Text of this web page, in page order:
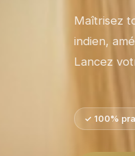
Maîtrisez
indien,
Lancez
✓ 100%